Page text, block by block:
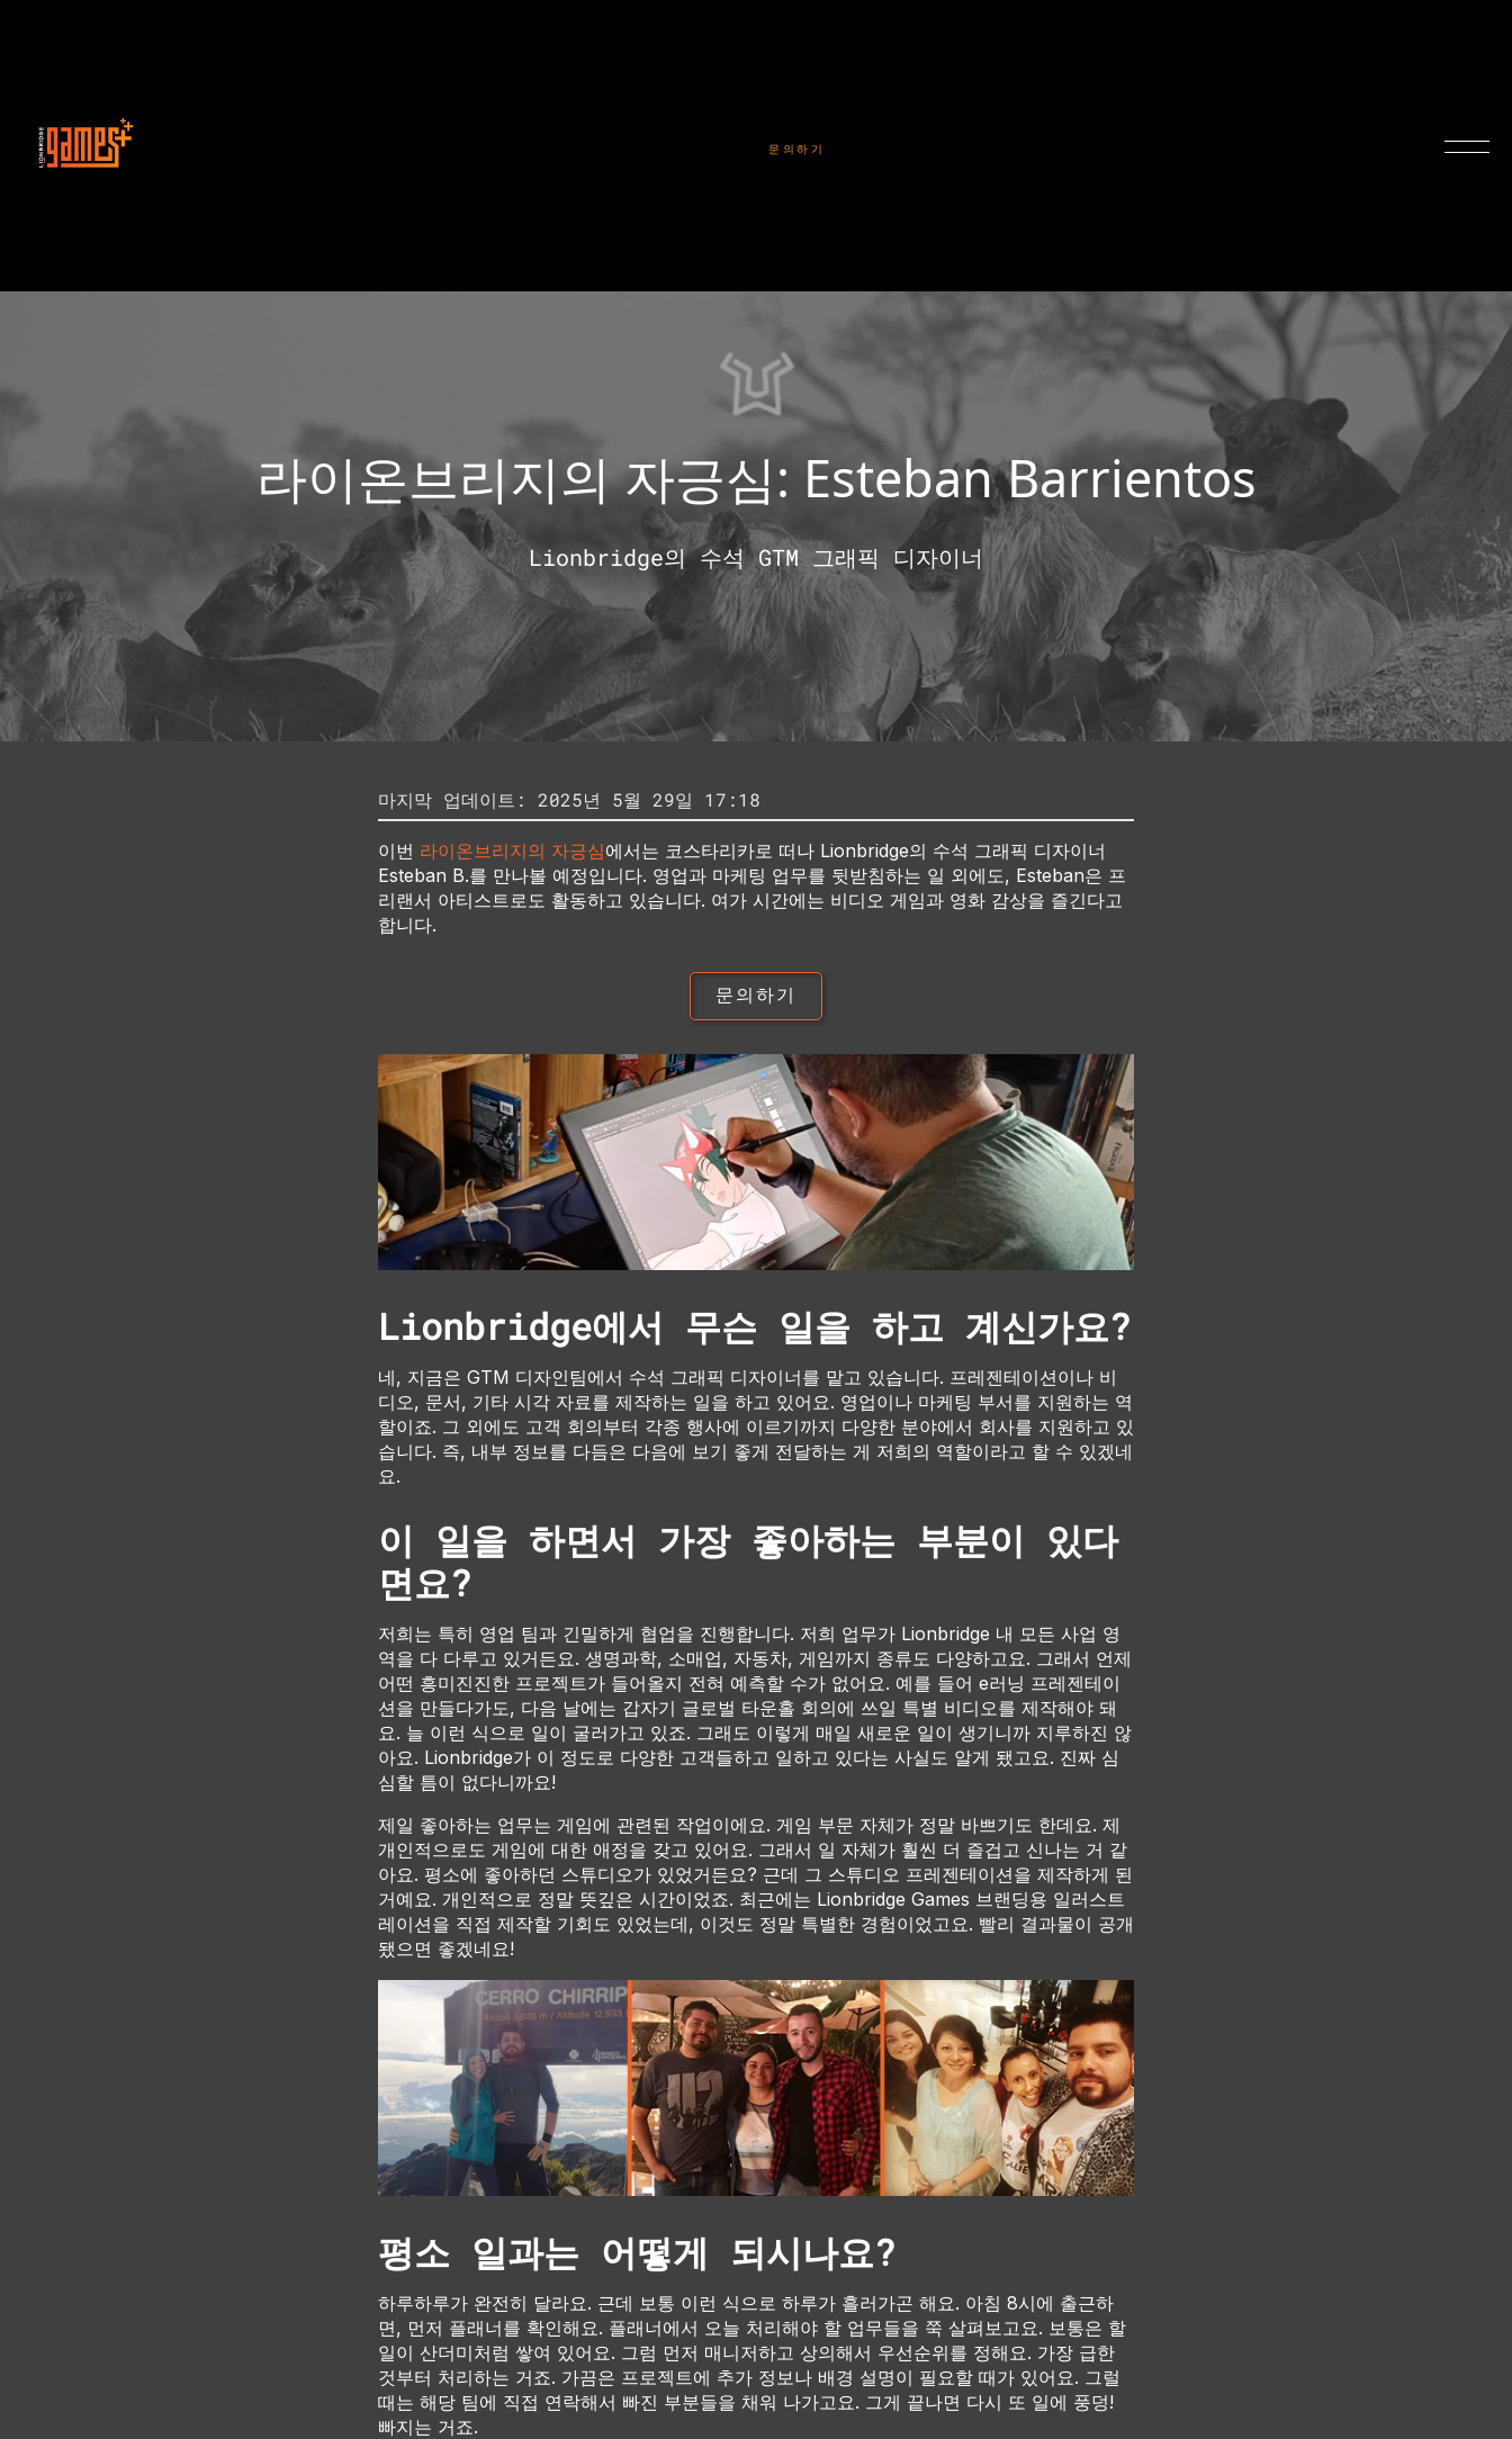
문의하기
라이온브리지의 자긍심: Esteban Barrientos
Lionbridge의 수석 GTM 그래픽 디자이너
마지막 업데이트: 2025년 5월 29일 17:18
이번 라이온브리지의 자긍심에서는 코스타리카로 떠나 Lionbridge의 수석 그래픽 디자이너
Esteban B.를 만나볼 예정입니다. 영업과 마케팅 업무를 뒷받침하는 일 외에도, Esteban은 프
리랜서 아티스트로도 활동하고 있습니다. 여가 시간에는 비디오 게임과 영화 감상을 즐긴다고
합니다.
문의하기
Lionbridge에서 무슨 일을 하고 계신가요?
네, 지금은 GTM 디자인팀에서 수석 그래픽 디자이너를 맡고 있습니다. 프레젠테이션이나 비
디오, 문서, 기타 시각 자료를 제작하는 일을 하고 있어요. 영업이나 마케팅 부서를 지원하는 역
할이죠. 그 외에도 고객 회의부터 각종 행사에 이르기까지 다양한 분야에서 회사를 지원하고 있
습니다. 즉, 내부 정보를 다듬은 다음에 보기 좋게 전달하는 게 저희의 역할이라고 할 수 있겠네
요.
이 일을 하면서 가장 좋아하는 부분이 있다
면요?
저희는 특히 영업 팀과 긴밀하게 협업을 진행합니다. 저희 업무가 Lionbridge 내 모든 사업 영
역을 다 다루고 있거든요. 생명과학, 소매업, 자동차, 게임까지 종류도 다양하고요. 그래서 언제
어떤 흥미진진한 프로젝트가 들어올지 전혀 예측할 수가 없어요. 예를 들어 e러닝 프레젠테이
션을 만들다가도, 다음 날에는 갑자기 글로벌 타운홀 회의에 쓰일 특별 비디오를 제작해야 돼
요. 늘 이런 식으로 일이 굴러가고 있죠. 그래도 이렇게 매일 새로운 일이 생기니까 지루하진 않
아요. Lionbridge가 이 정도로 다양한 고객들하고 일하고 있다는 사실도 알게 됐고요. 진짜 심
심할 틈이 없다니까요!
제일 좋아하는 업무는 게임에 관련된 작업이에요. 게임 부문 자체가 정말 바쁘기도 한데요. 제
개인적으로도 게임에 대한 애정을 갖고 있어요. 그래서 일 자체가 훨씬 더 즐겁고 신나는 거 같
아요. 평소에 좋아하던 스튜디오가 있었거든요? 근데 그 스튜디오 프레젠테이션을 제작하게 된
거예요. 개인적으로 정말 뜻깊은 시간이었죠. 최근에는 Lionbridge Games 브랜딩용 일러스트
레이션을 직접 제작할 기회도 있었는데, 이것도 정말 특별한 경험이었고요. 빨리 결과물이 공개
됐으면 좋겠네요!
평소 일과는 어떻게 되시나요?
하루하루가 완전히 달라요. 근데 보통 이런 식으로 하루가 흘러가곤 해요. 아침 8시에 출근하
면, 먼저 플래너를 확인해요. 플래너에서 오늘 처리해야 할 업무들을 쭉 살펴보고요. 보통은 할
일이 산더미처럼 쌓여 있어요. 그럼 먼저 매니저하고 상의해서 우선순위를 정해요. 가장 급한
것부터 처리하는 거죠. 가끔은 프로젝트에 추가 정보나 배경 설명이 필요할 때가 있어요. 그럴
때는 해당 팀에 직접 연락해서 빠진 부분들을 채워 나가고요. 그게 끝나면 다시 또 일에 풍덩!
빠지는 거죠.